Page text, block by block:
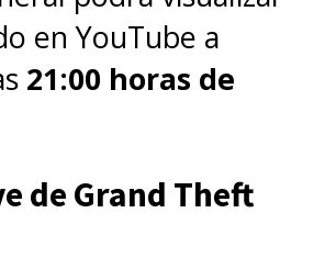
en YouTube a
21:00 horas de
de Grand Theft